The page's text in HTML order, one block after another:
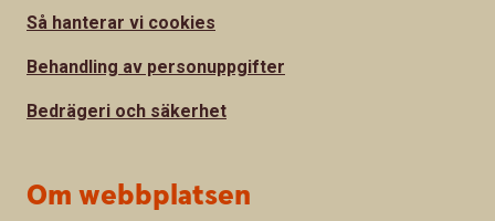
Så hanterar vi cookies
Behandling av personuppgifter
Bedrägeri och säkerhet
Om webbplatsen